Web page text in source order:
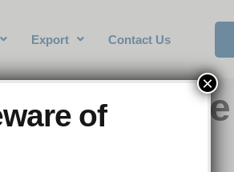
Export Contact Us
of
×